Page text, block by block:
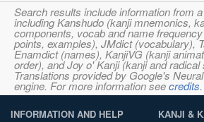
Search results include information from
including Kanshudo (kanji mnemonics,
components, vocab and name
points, examples), JMdict (vocabulary),
Enamdict (names), KanjiVG (kanji
order), and Joy o' Kanji (kanji and
Translations provided by Google's
engine. For more information seecredits.
INFORMATION AND HELP KANJI &